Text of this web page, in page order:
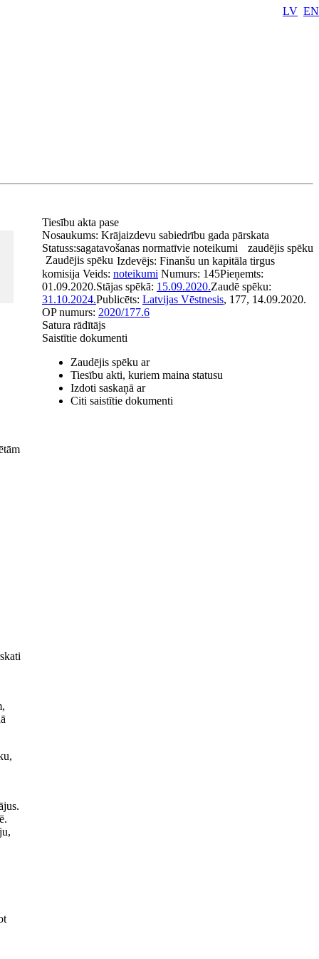
LV EN
Tiesību akta pase
Nosaukums: Krājaizdevu sabiedrību gada pārskata
sagatavošanas normatīvie noteikumi
Statuss:
Zaudējis spēku
zaudējis spēku
Izdevējs: Finanšu un kapitāla tirgus
komisija Veids: noteikumi Numurs: 145Pieņemts:
01.09.2020.Stājas spēkā: 15.09.2020.Zaudē spēku:
31.10.2024.Publicēts: Latvijas Vēstnesis, 177, 14.09.2020.
OP numurs: 2020/177.6
Satura rādītājs
Saistītie dokumenti
Zaudējis spēku ar
Tiesību akti, kuriem maina statusu
Izdoti saskaņā ar
Citi saistītie dokumenti